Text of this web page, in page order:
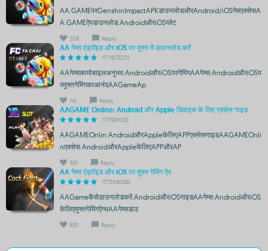
AA.GAMEपरGenshinImpactAPKडाउनलोडऔरAndroid/iOSगेमएक्सेसA
A.GAMEऐपडाउनलोड:AndroidऔरiOSप्लेट
208 Reply
AA गेम्स एंड्रॉइड और iOS पर मुफ्त में डाउनलोड करें
1771673270
AAगेम्सकामोबाइलअनुभव:AndroidऔरiOSपरगेमिंगAAगेम्स:AndroidऔरiOSप
रमुफ्तगेमिंगकाआनंदAAGameAp
114 Reply
AAGAME Online: Android और Apple डिवाइस के लिए एक्सेस गाइड
1771931032
AAGAMEOnlin:AndroidऔरAppleकेलिएAPPएक्सेसगाइडAAGAMEOnli
nएक्सेस:AndroidऔरAppleकेलिएAPPऔरAP
310 Reply
AA गेम्स एंड्रॉइड और iOS पर मुफ्त गेमिंग ऐप
1772080581
AAGameकैसेडाउनलोडकरें:AndroidऔरiOSगाइडAAगेम्स:AndroidऔरiOS
केलिएमुफ्तगेमिंगऐप्सAAगेम्सडाउ
655 Reply